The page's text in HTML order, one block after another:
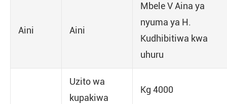
Aini Aini
Mbele V Aina ya
nyuma ya H.
Kudhibitiwa kwa
uhuru
Uzito wa
kupakiwa
Kg 4000